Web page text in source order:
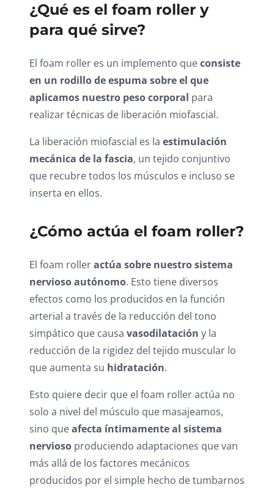
¿Qué es el foam roller y
para qué sirve?
El foam roller es un implemento queconsiste
en un rodillo de espuma sobre el que
aplicamos nuestro peso corporal para
realizar técnicas de liberación miofascial.
La liberación miofascial es la estimulación
mecánica de la fascia, un tejido conjuntivo
que recubre todos los músculos e incluso se
inserta en ellos.
¿Cómo actúa el foam roller?
El foam rolleractúa sobre nuestro sistema
nervioso autónomo. Esto tiene diversos
efectos como los producidos en la función
arterial a través de la reducción del tono
simpático que causa vasodilatación y la
reducción de la rigidez del tejido muscular lo
que aumenta su hidratación.
Esto quiere decir que el foam roller actúa no
solo a nivel del músculo que masajeamos,
sino queafecta íntimamente al sistema
nervioso produciendo adaptaciones que van
más allá de los factores mecánicos
producidos por el simple hecho de tumbarnos